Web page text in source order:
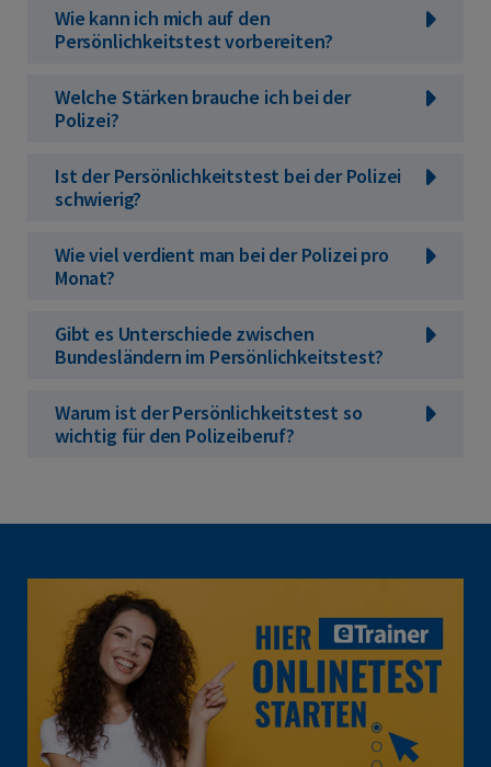
Wie kann ich mich auf den
Persönlichkeitstest vorbereiten?
Welche Stärken brauche ich bei der
Polizei?
Ist der Persönlichkeitstest bei der Polizei
schwierig?
Wie viel verdient man bei der Polizei pro
Monat?
Gibt es Unterschiede zwischen
Bundesländern im Persönlichkeitstest?
Warum ist der Persönlichkeitstest so
wichtig für den Polizeiberuf?